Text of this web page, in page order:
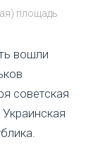
площадь
вошли
советская